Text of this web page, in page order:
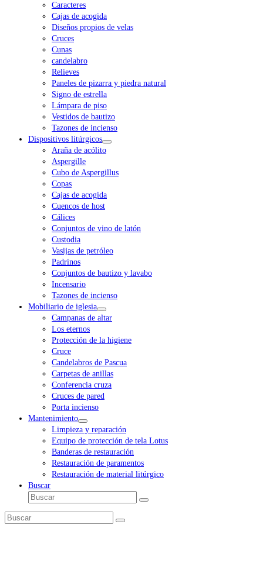
Caracteres
Cajas de acogida
Diseños propios de velas
Cruces
Cunas
candelabro
Relieves
Paneles de pizarra y piedra natural
Signo de estrella
Lámpara de piso
Vestidos de bautizo
Tazones de incienso
Dispositivos litúrgicos
Araña de acólito
Aspergille
Cubo de Aspergillus
Copas
Cajas de acogida
Cuencos de host
Cálices
Conjuntos de vino de latón
Custodia
Vasijas de petróleo
Padrinos
Conjuntos de bautizo y lavabo
Incensario
Tazones de incienso
Mobiliario de iglesia
Campanas de altar
Los eternos
Protección de la higiene
Cruce
Candelabros de Pascua
Carpetas de anillas
Conferencia cruza
Cruces de pared
Porta incienso
Mantenimiento
Limpieza y reparación
Equipo de protección de tela Lotus
Banderas de restauración
Restauración de paramentos
Restauración de material litúrgico
Buscar
Buscar
Enviar
Buscar
Enviar